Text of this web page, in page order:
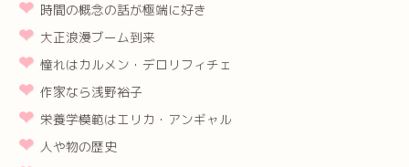
時間の概念の話が極端に好き
大正浪漫ブーム到来
憧れはカルメン・デロリフィチェ
作家なら浅野裕子
栄養学模範はエリカ・アンギャル
人や物の歴史